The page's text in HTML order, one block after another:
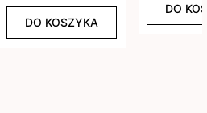
DO KOSZYKA
DO